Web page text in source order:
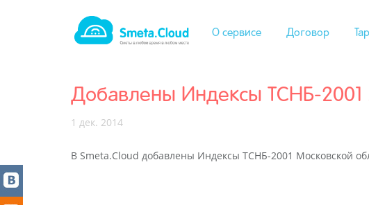
О сервисе Договор
Добавлены Индексы ТСНБ-2001
1 дек. 2014
В Smeta.Cloud добавлены Индексы ТСНБ-2001 Московской